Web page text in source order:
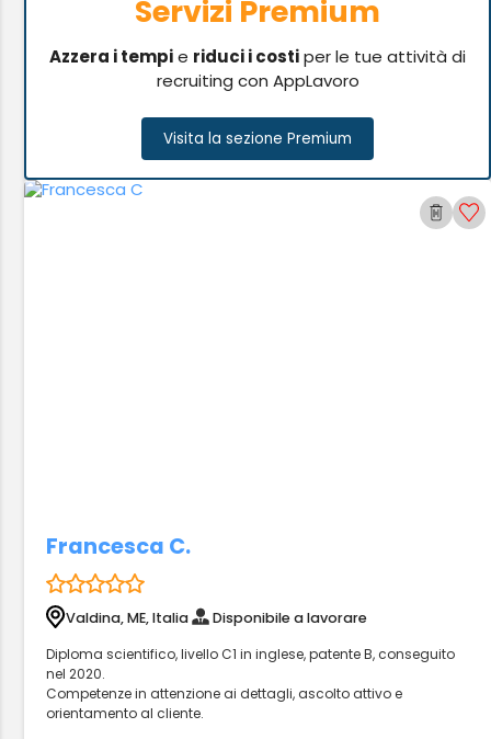
Servizi Premium
Azzera i tempie riduci i costiper le tue attività di
recruiting con AppLavoro
Visita la sezione Premium
Francesca C.
Valdina, ME, Italia
Disponibile a lavorare
Diploma scientifico, livello C1 in inglese, patente B, conseguito
nel 2020.
Competenze in attenzione ai dettagli, ascolto attivo e
orientamento al cliente.